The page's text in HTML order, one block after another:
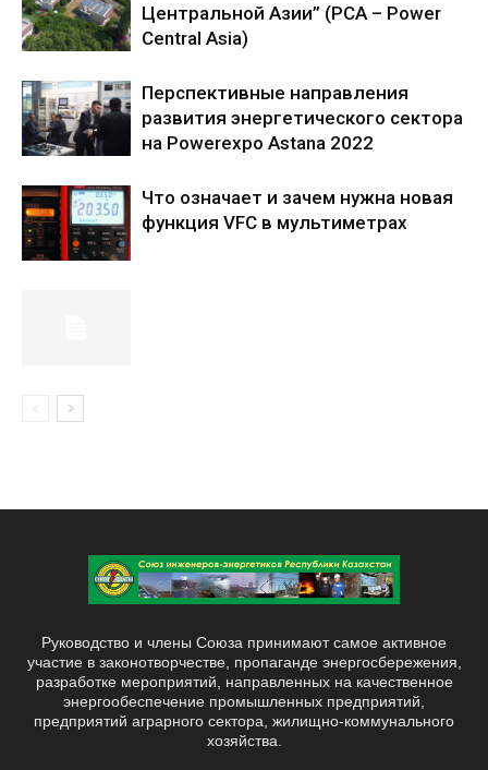
Центральной Азии” (PCA – Power
Central Asia)
Перспективные направления
развития энергетического сектора
на Powerexpo Astana 2022
Что означает и зачем нужна новая
функция VFC в мультиметрах
Руководство и члены Союза принимают самое активное
участие в законотворчестве, пропаганде энергосбережения,
разработке мероприятий, направленных на качественное
энергообеспечение промышленных предприятий,
предприятий аграрного сектора, жилищно-коммунального
хозяйства.